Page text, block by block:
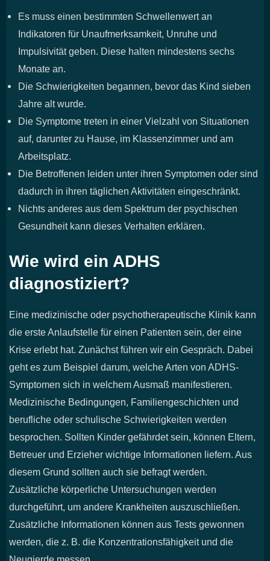
Es muss einen bestimmten Schwellenwert an
Indikatoren für Unaufmerksamkeit, Unruhe und
Impulsivität geben. Diese halten mindestens sechs
Monate an.
Die Schwierigkeiten begannen, bevor das Kind sieben
Jahre alt wurde.
Die Symptome treten in einer Vielzahl von Situationen
auf, darunter zu Hause, im Klassenzimmer und am
Arbeitsplatz.
Die Betroffenen leiden unter ihren Symptomen oder sind
dadurch in ihren täglichen Aktivitäten eingeschränkt.
Nichts anderes aus dem Spektrum der psychischen
Gesundheit kann dieses Verhalten erklären.
Wie wird ein ADHS
diagnostiziert?
Eine medizinische oder psychotherapeutische Klinik kann
die erste Anlaufstelle für einen Patienten sein, der eine
Krise erlebt hat. Zunächst führen wir ein Gespräch. Dabei
geht es zum Beispiel darum, welche Arten von ADHS-
Symptomen sich in welchem Ausmaß manifestieren.
Medizinische Bedingungen, Familiengeschichten und
berufliche oder schulische Schwierigkeiten werden
besprochen. Sollten Kinder gefährdet sein, können Eltern,
Betreuer und Erzieher wichtige Informationen liefern. Aus
diesem Grund sollten auch sie befragt werden.
Zusätzliche körperliche Untersuchungen werden
durchgeführt, um andere Krankheiten auszuschließen.
Zusätzliche Informationen können aus Tests gewonnen
werden, die z. B. die Konzentrationsfähigkeit und die